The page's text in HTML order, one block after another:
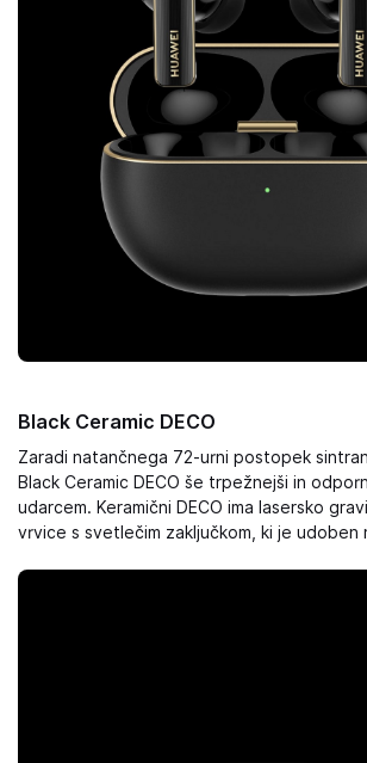
Black Ceramic DECO
Zaradi natančnega 72-urni postopek
Black Ceramic DECO še trpežnejši in
udarcem. Keramični DECO ima lasersko
vrvice s svetlečim zaključkom, ki je udoben